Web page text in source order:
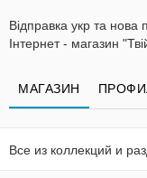
Відправка укр та нова
Інтернет - магазин
МАГАЗИН
Все из коллекций и